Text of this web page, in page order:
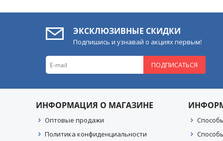
206
207
3-Series
300C
306
4007
5-Series
6
75
ЭКСКЛЮЗИВНЫЕ СКИДКИ
Подпишись и узнавай о акциях первым!
ПОДПИСАТЬСЯ
ИНФОРМАЦИЯ О МАГАЗИНЕ
Оптовые продажи
Политика конфиденциальности